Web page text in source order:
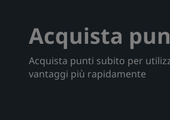
Acquista
Acquista punti subito per
vantaggi più rapidamente